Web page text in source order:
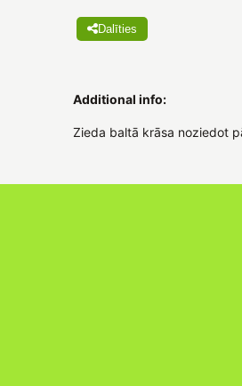
Dalīties
Additional info:
Zieda baltā krāsa noziedot